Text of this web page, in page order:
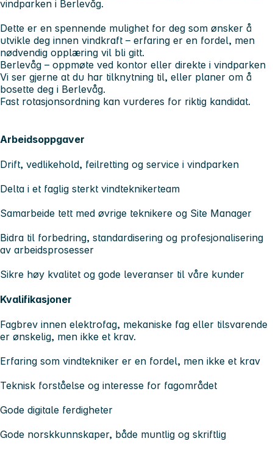
vindparken i Berlevåg.
Dette er en spennende mulighet for deg som ønsker å
utvikle deg innen vindkraft – erfaring er en fordel, men
nødvendig opplæring vil bli gitt.
Berlevåg – oppmøte ved kontor eller direkte i vindparken
Vi ser gjerne at du har tilknytning til, eller planer om å
bosette deg i Berlevåg.
Fast rotasjonsordning kan vurderes for riktig kandidat.
Arbeidsoppgaver
Drift, vedlikehold, feilretting og service i vindparken
Delta i et faglig sterkt vindteknikerteam
Samarbeide tett med øvrige teknikere og Site Manager
Bidra til forbedring, standardisering og profesjonalisering
av arbeidsprosesser
Sikre høy kvalitet og gode leveranser til våre kunder
Kvalifikasjoner
Fagbrev innen elektrofag, mekaniske fag eller tilsvarende
er ønskelig, men ikke et krav.
Erfaring som vindtekniker er en fordel, men ikke et krav
Teknisk forståelse og interesse for fagområdet
Gode digitale ferdigheter
Gode norskkunnskaper, både muntlig og skriftlig